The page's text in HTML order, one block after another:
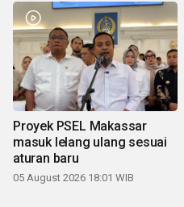
Proyek PSEL Makassar
masuk lelang ulang sesuai
aturan baru
05 August 2026 18:01 WIB